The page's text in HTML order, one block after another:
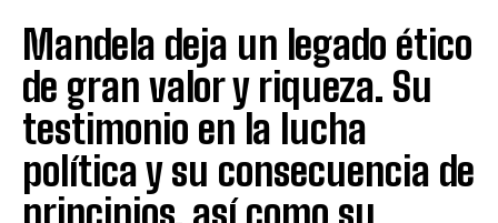
Mandela deja un legado ético
de gran valor y riqueza. Su
testimonio en la lucha
política y su consecuencia de